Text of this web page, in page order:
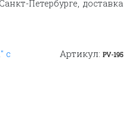
Петербурге, доставка
Артикул: PV-195
с